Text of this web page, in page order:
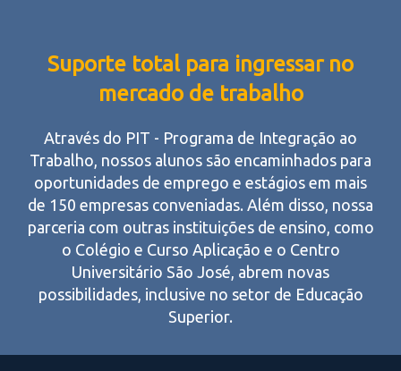
Suporte total para ingressar no
mercado de trabalho
Através do PIT - Programa de Integração ao
Trabalho, nossos alunos são encaminhados para
oportunidades de emprego e estágios em mais
de 150 empresas conveniadas. Além disso, nossa
parceria com outras instituições de ensino, como
o Colégio e Curso Aplicação e o Centro
Universitário São José, abrem novas
possibilidades, inclusive no setor de Educação
Superior.